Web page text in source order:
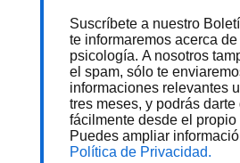
Suscríbete a nuestro
te informaremos acerca
psicología. A nosotros
el spam, sólo te
informaciones relevantes
tres meses, y podrás darte
fácilmente desde el propio
Puedes ampliar
Política de Privacidad.